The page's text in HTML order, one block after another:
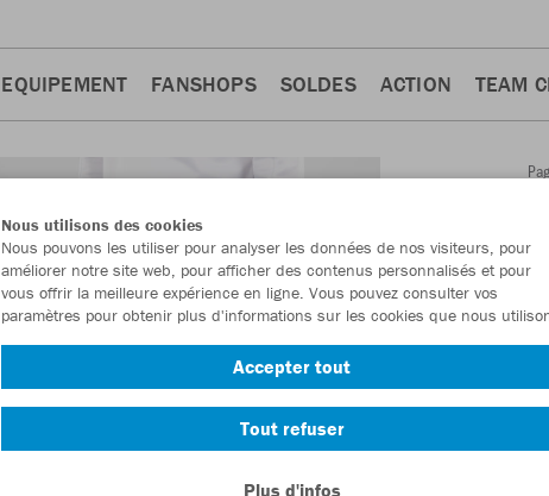
EQUIPEMENT FANSHOPS SOLDES ACTION TEAM
Retour
JAKO
Light
En tant que
Nous utilisons des cookies
Nous pouvons les utiliser pour analyser les données de nos visiteurs, pour
améliorer notre site web, pour afficher des contenus personnalisés et pour
vous offrir la meilleure expérience en ligne. Vous pouvez consulter vos
paramètres pour obtenir plus d'informations sur les cookies que nous
Accepter tout
Tout refuser
Plus d'infos